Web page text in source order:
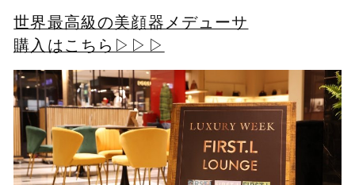
世界最高級の美顔器メデューサ
購入はこちら▷▷▷